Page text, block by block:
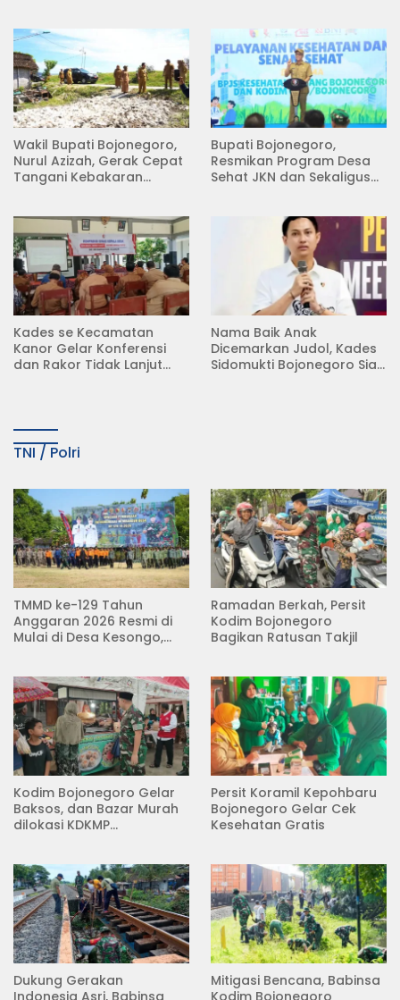
Wakil Bupati Bojonegoro,
Nurul Azizah, Gerak Cepat
Tangani Kebakaran
Bupati Bojonegoro,
Resmikan Program Desa
Sehat JKN dan Sekaligus
Kades se Kecamatan
Kanor Gelar Konferensi
dan Rakor Tidak Lanjut
Nama Baik Anak
Dicemarkan Judol, Kades
Sidomukti Bojonegoro Siap
TNI / Polri
TMMD ke-129 Tahun
Anggaran 2026 Resmi di
Mulai di Desa Kesongo,
Ramadan Berkah, Persit
Kodim Bojonegoro
Bagikan Ratusan Takjil
Kodim Bojonegoro Gelar
Baksos, dan Bazar Murah
dilokasi KDKMP
Persit Koramil Kepohbaru
Bojonegoro Gelar Cek
Kesehatan Gratis
Dukung Gerakan
Indonesia Asri, Babinsa
Mitigasi Bencana, Babinsa
Kodim Bojonegoro